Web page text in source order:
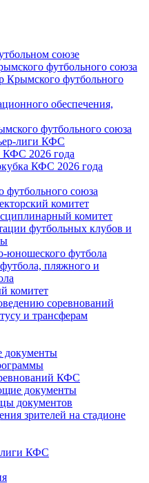
союзе
футбольного союза
Крымского футбольного
обеспечения,
футбольного союза
лиги КФС
КФС 2026 года
КФС 2026 года
союза
комитет
комитет
футбольных клубов и
юношеского футбола
пляжного и
комитет
соревнований
и трансферам
документы
КФС
документы
документов
зрителей на стадионе
лиги КФС